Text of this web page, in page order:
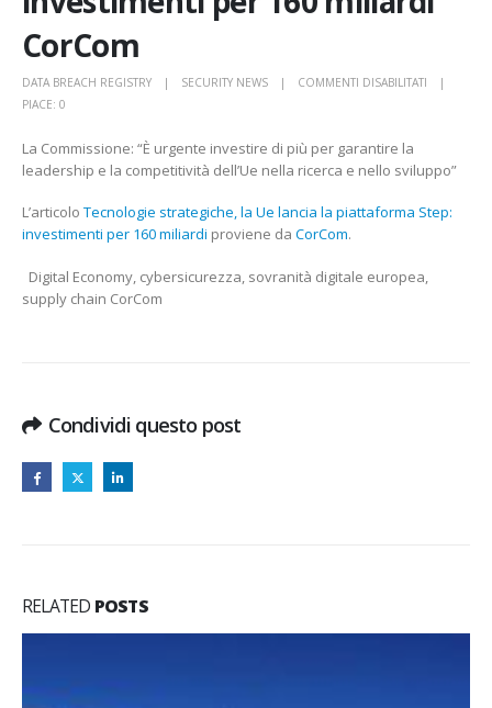
CorCom
DATA BREACH REGISTRY SECURITY NEWS COMMENTI DISABILITATI
UE
LA
PIACE: 0
La Commissione: “È urgente investire di più per garantire la
leadership e la competitività dell’Ue nella ricerca e nello sviluppo”
L’articolo Tecnologie strategiche, la Ue lancia la piattaforma Step:
investimenti per 160 miliardi proviene da CorCom.
Digital Economy, cybersicurezza, sovranità digitale europea,
supply chain CorCom
Condividi questo post
RELATED POSTS